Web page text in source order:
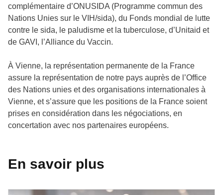
complémentaire d’ONUSIDA (Programme commun des
Nations Unies sur le VIH/sida), du Fonds mondial de lutte
contre le sida, le paludisme et la tuberculose, d’Unitaid et
de GAVI, l’Alliance du Vaccin.
À Vienne, la représentation permanente de la France
assure la représentation de notre pays auprès de l’Office
des Nations unies et des organisations internationales à
Vienne, et s’assure que les positions de la France soient
prises en considération dans les négociations, en
concertation avec nos partenaires européens.
En savoir plus